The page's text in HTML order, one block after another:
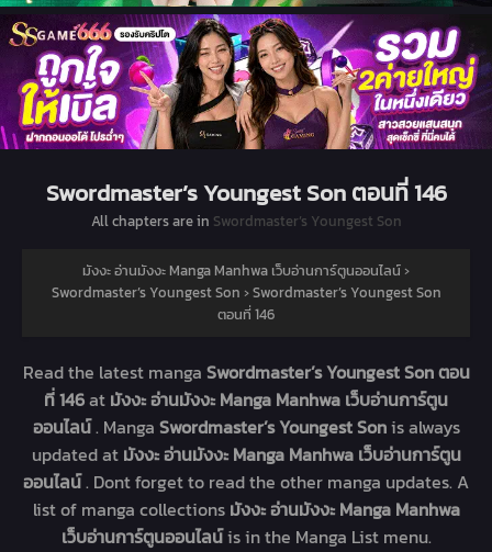
Swordmaster’s Youngest Son ตอนที่ 146
All chapters are in Swordmaster’s Youngest Son
มังงะ อ่านมังงะ Manga Manhwa เว็บอ่านการ์ตูนออนไลน์›
Swordmaster’s Youngest Son ›Swordmaster’s Youngest Son
ตอนที่ 146
Read the latest manga Swordmaster’s Youngest Son ตอน
ที่ 146at มังงะ อ่านมังงะ Manga Manhwa เว็บอ่านการ์ตูน
ออนไลน์. Manga Swordmaster’s Youngest Sonis always
updated at มังงะ อ่านมังงะ Manga Manhwa เว็บอ่านการ์ตูน
ออนไลน์. Dont forget to read the other manga updates. A
list of manga collections มังงะ อ่านมังงะ Manga Manhwa
เว็บอ่านการ์ตูนออนไลน์is in the Manga List menu.